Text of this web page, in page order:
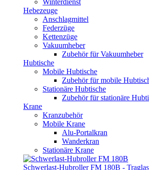
Winterdienst
Hebezeuge
Anschlagmittel
Federzüge
Kettenzüge
Vakuumheber
Zubehör für Vakuumheber
Hubtische
Mobile Hubtische
Zubehör für mobile
Stationäre Hubtische
Zubehör für stationäre
Krane
Kranzubehör
Mobile Krane
Alu-Portalkran
Wanderkran
Stationäre Krane
Schwerlast-Hubroller FM 180B -